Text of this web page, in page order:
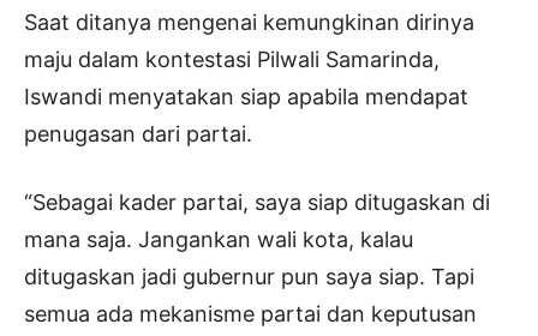
Saat ditanya mengenai kemungkinan dirinya
maju dalam kontestasi Pilwali Samarinda,
Iswandi menyatakan siap apabila mendapat
penugasan dari partai.
“Sebagai kader partai, saya siap ditugaskan di
mana saja. Jangankan wali kota, kalau
ditugaskan jadi gubernur pun saya siap. Tapi
semua ada mekanisme partai dan keputusan